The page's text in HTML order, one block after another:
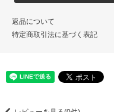
返品について
特定商取引法に基づく表記